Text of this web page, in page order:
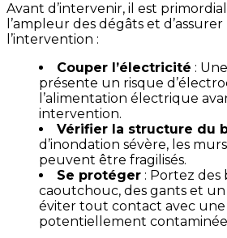
Avant d’intervenir, il est
l’ampleur des dégâts et
l’intervention :
Couper l’électricité :
présente un risque
l’alimentation électrique
intervention.
Vérifier la structure du
d’inondation sévère, les
peuvent être fragilisés.
Se protéger : Portez des
caoutchouc, des gants et
éviter tout contact avec une
potentiellement